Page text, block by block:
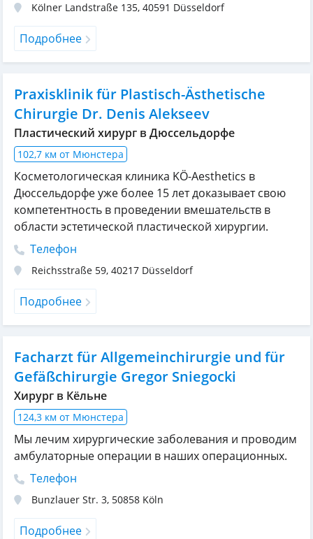
Kölner Landstraße 135, 40591 Düsseldorf
Подробнее
Praxisklinik für Plastisch-Ästhetische
Chirurgie Dr. Denis Alekseev
Пластический хирург в Дюссельдорфе
102,7 км от Мюнстера
Косметологическая клиника KÖ-Aesthetics в
Дюссельдорфе уже более 15 лет доказывает свою
компетентность в проведении вмешательств в
области эстетической пластической хирургии.
Телефон
Reichsstraße 59, 40217 Düsseldorf
Подробнее
Facharzt für Allgemeinchirurgie und für
Gefäßchirurgie Gregor Sniegocki
Хирург в Кёльне
124,3 км от Мюнстера
Мы лечим хирургические заболевания и проводим
амбулаторные операции в наших операционных.
Телефон
Bunzlauer Str. 3, 50858 Köln
Подробнее